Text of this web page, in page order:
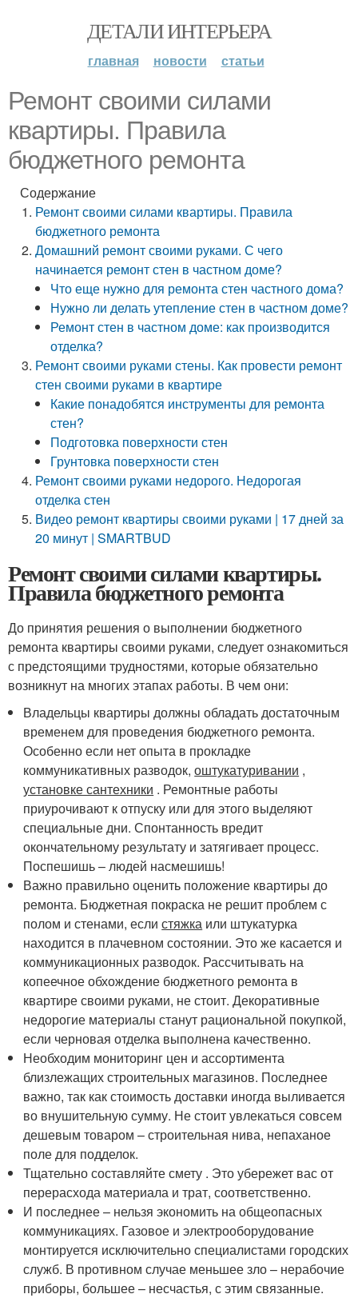
ДЕТАЛИ ИНТЕРЬЕРА
главная новости статьи
Ремонт своими силами
квартиры. Правила
бюджетного ремонта
Содержание
Ремонт своими силами квартиры. Правила
бюджетного ремонта
Домашний ремонт своими руками. С чего
начинается ремонт стен в частном доме?
Что еще нужно для ремонта стен частного дома?
Нужно ли делать утепление стен в частном доме?
Ремонт стен в частном доме: как производится
отделка?
Ремонт своими руками стены. Как провести ремонт
стен своими руками в квартире
Какие понадобятся инструменты для ремонта
стен?
Подготовка поверхности стен
Грунтовка поверхности стен
Ремонт своими руками недорого. Недорогая
отделка стен
Видео ремонт квартиры своими руками | 17 дней за
20 минут | SMARTBUD
Ремонт своими силами квартиры.
Правила бюджетного ремонта
До принятия решения о выполнении бюджетного
ремонта квартиры своими руками, следует ознакомиться
с предстоящими трудностями, которые обязательно
возникнут на многих этапах работы. В чем они:
Владельцы квартиры должны обладать достаточным
временем для проведения бюджетного ремонта.
Особенно если нет опыта в прокладке
коммуникативных разводок,оштукатуривании ,
установке сантехники . Ремонтные работы
приурочивают к отпуску или для этого выделяют
специальные дни. Спонтанность вредит
окончательному результату и затягивает процесс.
Поспешишь – людей насмешишь!
Важно правильно оценить положение квартиры до
ремонта. Бюджетная покраска не решит проблем с
полом и стенами, еслистяжка или штукатурка
находится в плачевном состоянии. Это же касается и
коммуникационных разводок. Рассчитывать на
копеечное обхождение бюджетного ремонта в
квартире своими руками, не стоит. Декоративные
недорогие материалы станут рациональной покупкой,
если черновая отделка выполнена качественно.
Необходим мониторинг цен и ассортимента
близлежащих строительных магазинов. Последнее
важно, так как стоимость доставки иногда выливается
во внушительную сумму. Не стоит увлекаться совсем
дешевым товаром – строительная нива, непаханое
поле для подделок.
Тщательно составляйте смету . Это убережет вас от
перерасхода материала и трат, соответственно.
И последнее – нельзя экономить на общеопасных
коммуникациях. Газовое и электрооборудование
монтируется исключительно специалистами городских
служб. В противном случае меньшее зло – нерабочие
приборы, большее – несчастья, с этим связанные.